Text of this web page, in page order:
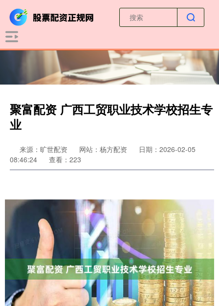
聚富配资 广西工贸职业技术学校招生专
业
来源：旷世配资 网站：杨方配资
日期：2026-02-05
08:46:24
查看：223